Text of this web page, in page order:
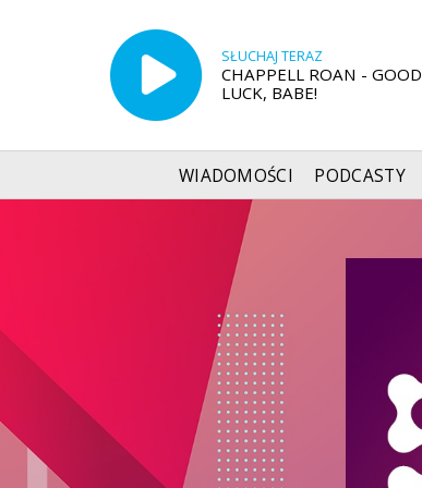
SŁUCHAJ TERAZ
CHAPPELL ROAN - GOOD
LUCK, BABE!
WIADOMOŚCI PODCASTY